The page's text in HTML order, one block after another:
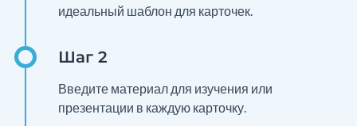
идеальный шаблон для карточек.
Введите материал для изучения или
презентации в каждую карточку.